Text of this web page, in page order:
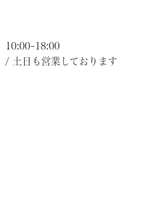
10:00~18:00
/ 土日も営業しております